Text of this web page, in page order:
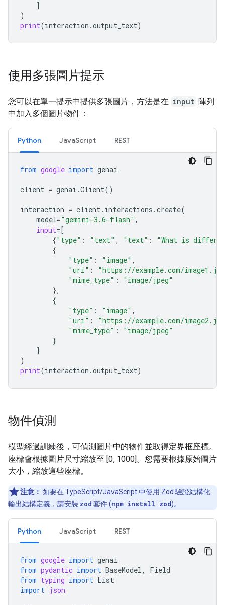
]
)
print(interaction .output_text)
使用多張圖片提示
您可以在單一提示中提供多張圖片，方法是在 input 陣列
中加入多個圖片物件：
Python JavaScript REST
from google import genai
client = genai .Client()
interaction = client. interactions .create(
model="gemini-3.6-flash" ,
input=[
{"type" : "text" , "text" :
"What is
{
"type" : "image" ,
"uri" :
"https://example.com/
"mime_type" :
"image/jpeg"
},
{
"type" : "image" ,
"uri" :
"https://example.com/
"mime_type" :
"image/jpeg"
}
]
)
print(interaction .output_text)
物件偵測
模型經過訓練後，可偵測圖片中的物件並取得定界框座標。
座標會根據圖片尺寸縮放至 [0, 1000]。您需要根據原始圖片
大小，縮放這些座標。
注意： 如要在 TypeScript/JavaScript 中使用 Zod 驗證結構化
輸出結構定義，請安裝 zod 套件 (npm install zod)。
Python JavaScript REST
from google import genai
from pydantic import BaseModel,
Field
from typing import List
import json